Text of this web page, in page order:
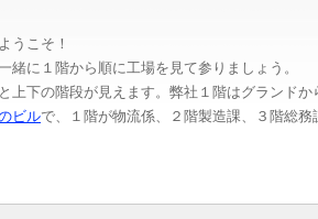
うこそ！
緒に１階から順に工場を見て参りましょう。
上下の階段が見えます。弊社１階はグランド
ビルで、１階が物流係、２階製造課、３階総